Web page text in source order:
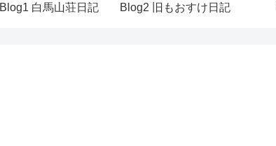
Blog1 白馬山荘日記 Blog2 旧もおすけ日記